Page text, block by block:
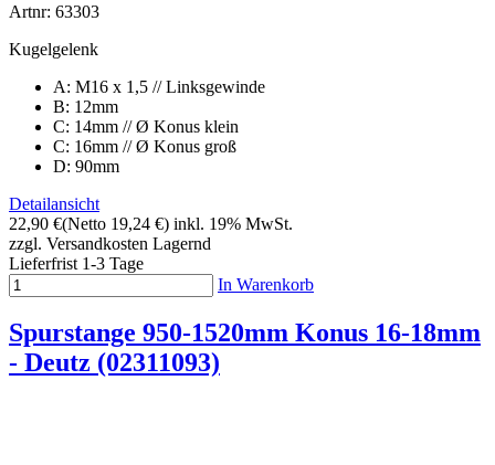
Artnr: 63303
Kugelgelenk
A: M16 x 1,5 // Linksgewinde
B: 12mm
C: 14mm // Ø Konus klein
C: 16mm // Ø Konus groß
D: 90mm
Detailansicht
22,90 €(Netto 19,24 €) inkl. 19% MwSt.
zzgl. Versandkosten Lagernd
Lieferfrist 1-3 Tage
In Warenkorb
Spurstange 950-1520mm Konus 16-18mm
- Deutz (02311093)